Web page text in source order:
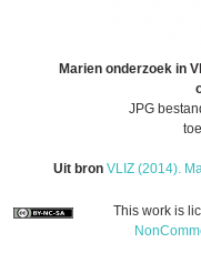
Marien onderzoek in
JPG
Uit bron VLIZ (2014).
This work is